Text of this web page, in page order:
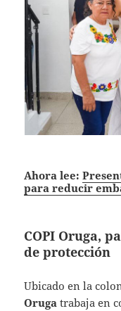
Ahora lee:
para reducir
COPI Oruga,
de protección
Ubicado en la
Oruga trabaja en